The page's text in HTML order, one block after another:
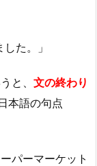
た。」
と、 文の終わり
本語の句点
パーマーケット